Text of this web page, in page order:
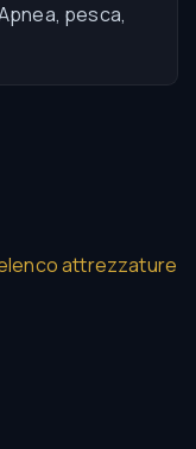
pesca,
attrezzature